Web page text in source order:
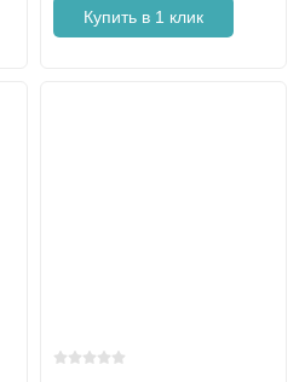
Купить в 1 клик